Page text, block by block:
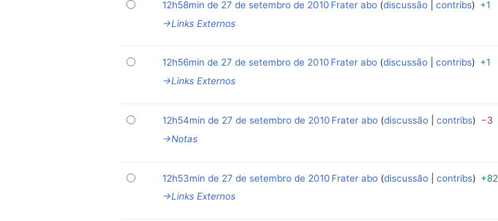
12h58min de 27 de setembro de 2010 Frater abo discussão contribs
+1
→‎Links Externos
12h56min de 27 de setembro de 2010 Frater abo discussão contribs
+1
→‎Links Externos
12h54min de 27 de setembro de 2010 Frater abo discussão contribs
−3
→‎Notas
12h53min de 27 de setembro de 2010 Frater abo discussão contribs
+82
→‎Links Externos